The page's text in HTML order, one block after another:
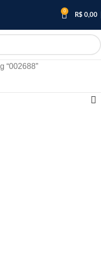
0
R$ 0,00
“002688”